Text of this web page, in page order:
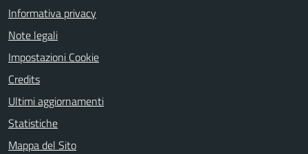
Informativa privacy
Note legali
Impostazioni Cookie
Credits
Ultimi aggiornamenti
Statistiche
Mappa del Sito